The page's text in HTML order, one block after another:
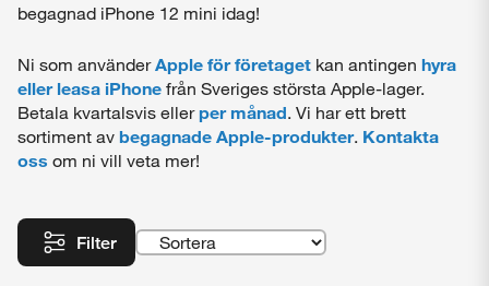
begagnad iPhone 12 mini idag!
Ni som använderApple för företaget kan antingen hyra
eller leasa iPhone från Sveriges största Apple-lager.
Betala kvartalsvis ellerper månad. Vi har ett brett
sortiment av begagnade Apple-produkter. Kontakta
oss om ni vill veta mer!
Filter